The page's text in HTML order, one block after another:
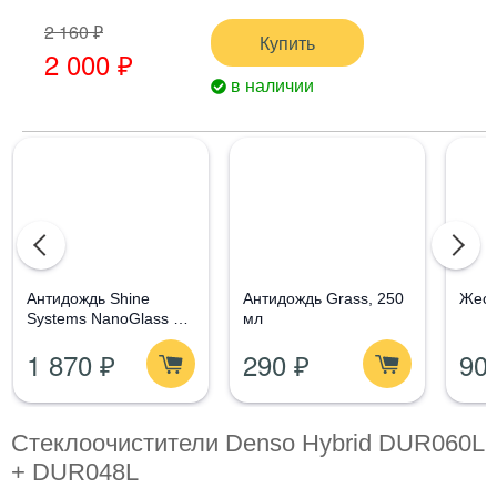
2 160 ₽
2 000 ₽
Купить
в наличии
Aнтидождь Shine
Systems NanoGlass Kit
- Набор по уходу за
стеклом
1 870 ₽
Антидождь Grass, 250
мл
290 ₽ 90
Стеклоочистители Denso Hybrid DUR060L
+ DUR048L